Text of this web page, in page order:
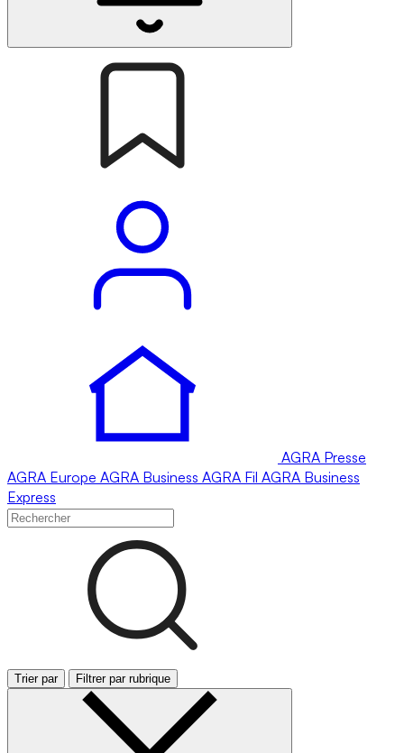
AGRA Presse
AGRA Europe AGRA Business AGRA Fil AGRA Business
Express
Trier par Filtrer par rubrique